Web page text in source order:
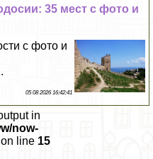
35 мест с фото и
с фото и
05 08 2026 16:42:41
in
now-
on line 15